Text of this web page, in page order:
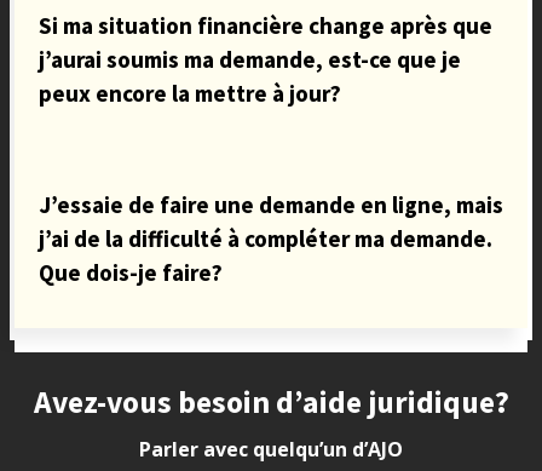
Si ma situation financière change après que
j’aurai soumis ma demande, est-ce que je
peux encore la mettre à jour?
J’essaie de faire une demande en ligne, mais
j’ai de la difficulté à compléter ma demande.
Que dois-je faire?
Site footer
Avez-vous besoin d’aide juridique?
Parler avec quelqu’un d’AJO